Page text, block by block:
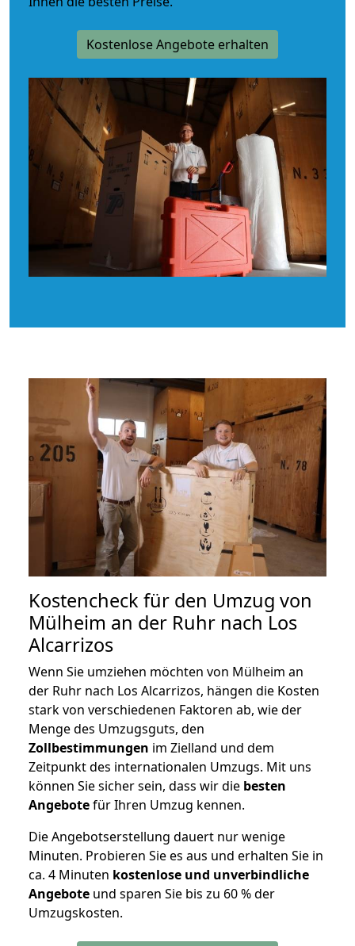
Kostenlose Angebote erhalten
Kostencheck für den Umzug von
Mülheim an der Ruhr nach Los
Alcarrizos
Wenn Sie umziehen möchten von Mülheim an
der Ruhr nach Los Alcarrizos, hängen die Kosten
stark von verschiedenen Faktoren ab, wie der
Menge des Umzugsguts, den
Zollbestimmungen im Zielland und dem
Zeitpunkt des internationalen Umzugs. Mit uns
können Sie sicher sein, dass wir die besten
Angebotefür Ihren Umzug kennen.
Die Angebotserstellung dauert nur wenige
Minuten. Probieren Sie es aus und erhalten Sie in
ca. 4 Minuten kostenlose und unverbindliche
Angebote und sparen Sie bis zu 60 % der
Umzugskosten.